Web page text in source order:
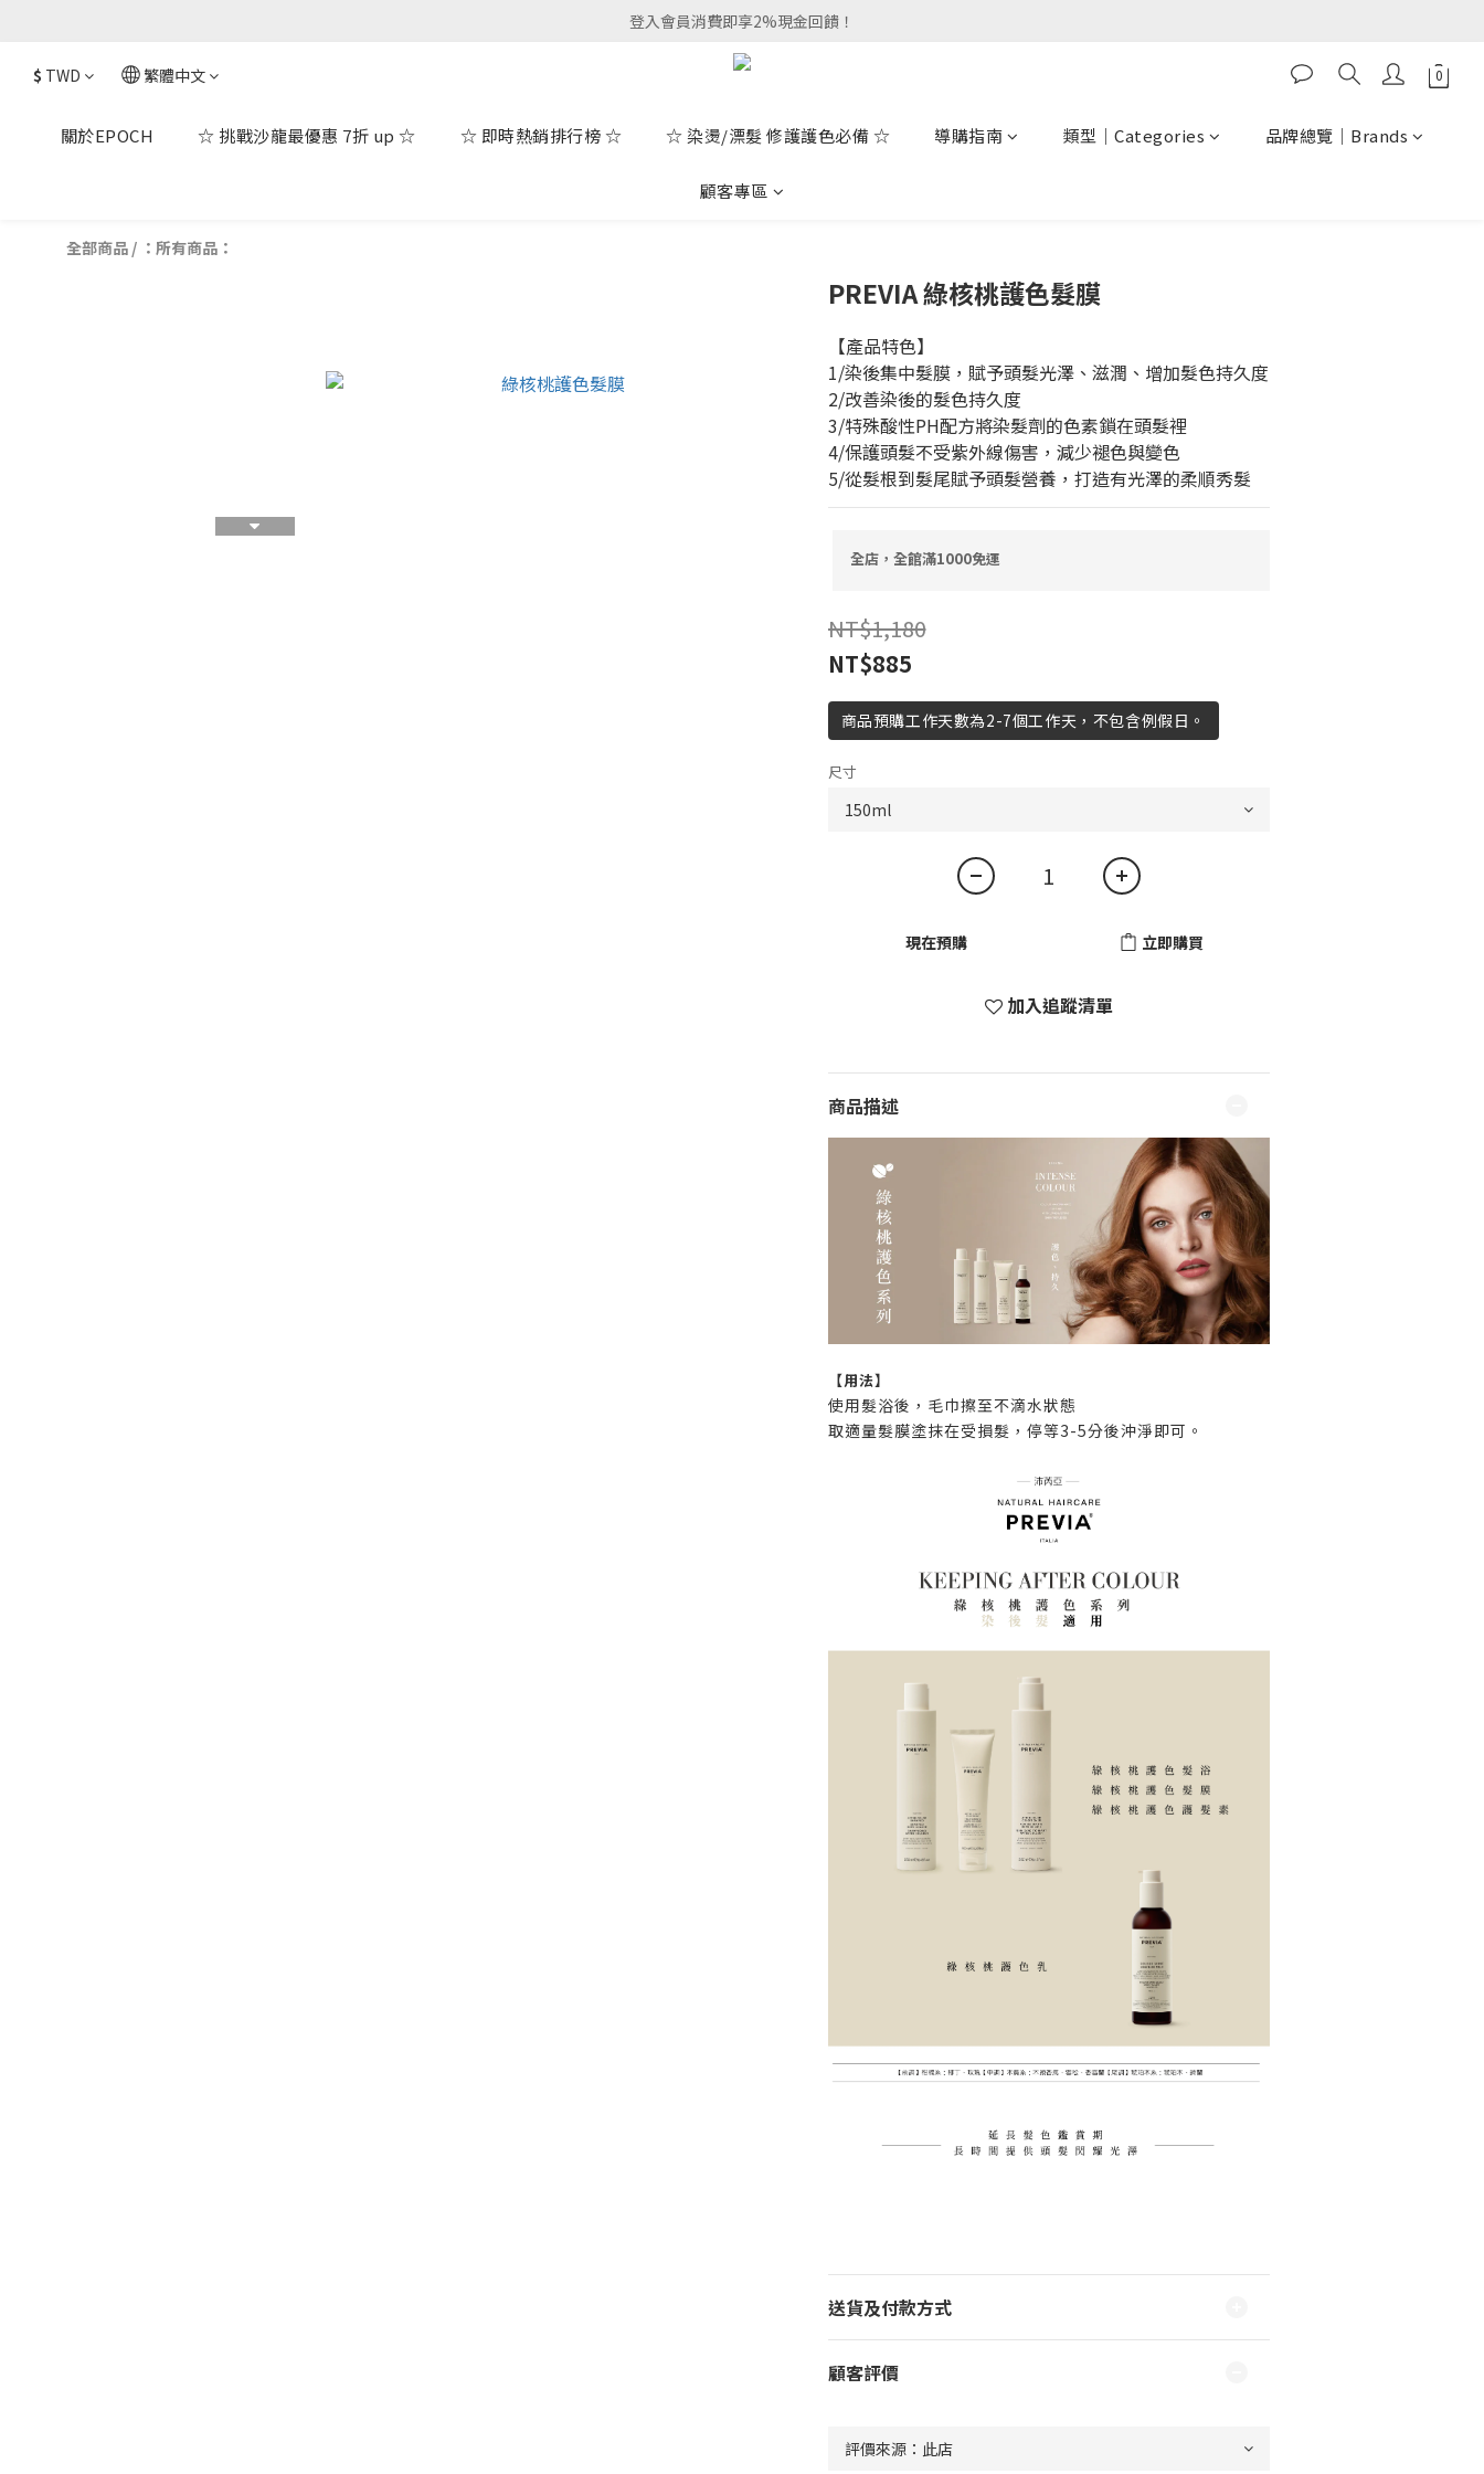
登入會員消費即享2%現金回饋！
$ TWD 繁體中文
關於EPOCH ☆ 挑戰沙龍最優惠 7折 up ☆ ☆ 即時熱銷排行榜 ☆ ☆ 染燙/漂髮 修護護色必備 ☆ 導購指南 類型｜Categories 品牌總覽｜Brands
顧客專區
全部商品 / ：所有商品：
PREVIA 綠核桃護色髮膜
【產品特色】
1/染後集中髮膜，賦予頭髮光澤、滋潤、增加髮色持久度
2/改善染後的髮色持久度
3/特殊酸性PH配方將染髮劑的色素鎖在頭髮裡
4/保護頭髮不受紫外線傷害，減少褪色與變色
5/從髮根到髮尾賦予頭髮營養，打造有光澤的柔順秀髮
全店，全館滿1000免運
NT$1,180
NT$885
商品預購工作天數為2-7個工作天，不包含例假日。
尺寸
現在預購 立即購買
加入追蹤清單
商品描述
【用法】
使用髮浴後，毛巾擦至不滴水狀態
取適量髮膜塗抹在受損髮，停等3-5分後沖淨即可。
送貨及付款方式
顧客評價